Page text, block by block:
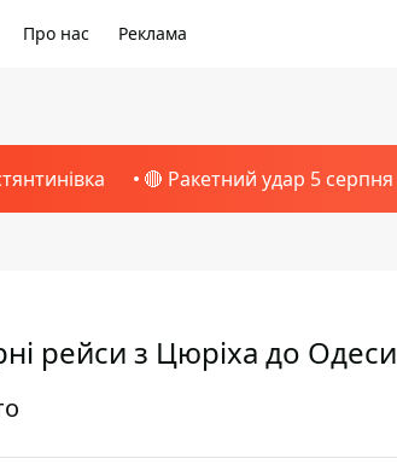
Про нас Реклама
🔴 Ракетний удар 5 серпня
рейси з Цюріха до Одеси